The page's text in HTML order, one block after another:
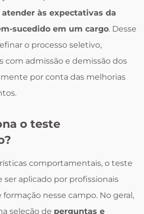
às expectativas da
sucedido em um cargo. Desse
o processo seletivo,
com admissão e demissão dos
por conta das melhorias
o teste
comportamentais, o teste
aplicado por profissionais
nesse campo. No geral,
seleção de perguntas e